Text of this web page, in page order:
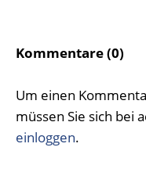
Kommentare (0)
Um einen
müssen Sie sich bei
einloggen.